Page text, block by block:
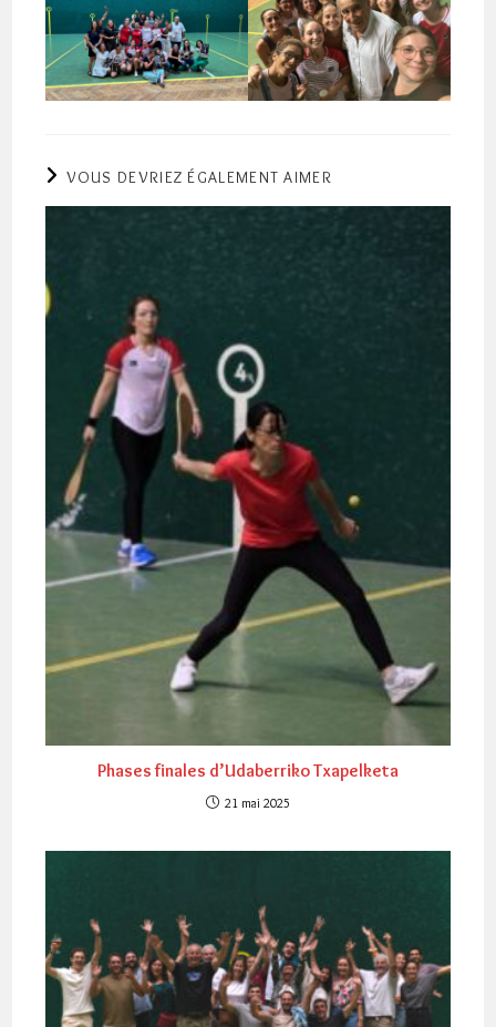
VOUS DEVRIEZ ÉGALEMENT AIMER
Phases finales d’Udaberriko Txapelketa
21 mai 2025